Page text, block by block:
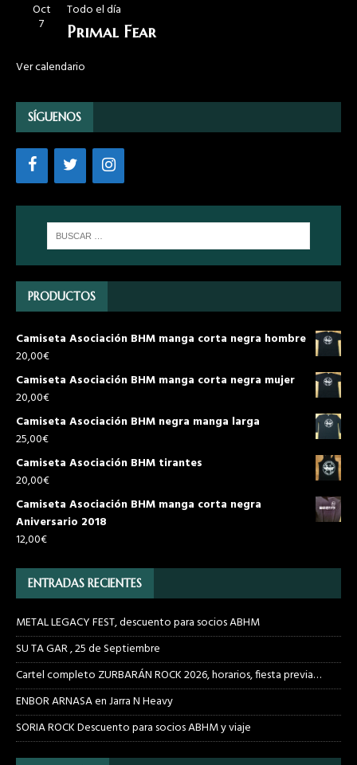
Oct
7
Todo el día
Primal Fear
Ver calendario
SÍGUENOS
PRODUCTOS
Camiseta Asociación BHM manga corta negra hombre
20,00€
Camiseta Asociación BHM manga corta negra mujer
20,00€
Camiseta Asociación BHM negra manga larga
25,00€
Camiseta Asociación BHM tirantes
20,00€
Camiseta Asociación BHM manga corta negra
Aniversario 2018
12,00€
ENTRADAS RECIENTES
METAL LEGACY FEST, descuento para socios ABHM
SU TA GAR , 25 de Septiembre
Cartel completo ZURBARÁN ROCK 2026, horarios, fiesta previa…
ENBOR ARNASA en Jarra N Heavy
SORIA ROCK Descuento para socios ABHM y viaje